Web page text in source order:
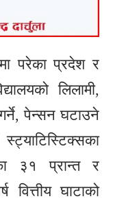
परेका प्रदेश र
लिलामी,
पेन्सन घटाउने
३१ प्रान्त र
वित्तीय घाटाको